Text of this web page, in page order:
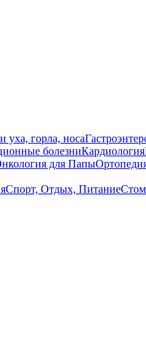
уха, горла, носа
болезниКардиология
для Папы
Спорт, Отдых, Питание